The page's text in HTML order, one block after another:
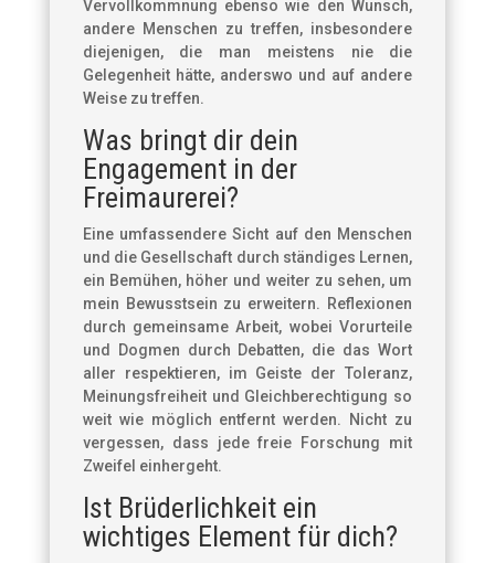
Vervollkommnung ebenso wie den Wunsch,
andere Menschen zu treffen, insbesondere
diejenigen, die man meistens nie die
Gelegenheit hätte, anderswo und auf andere
Weise zu treffen.
Was bringt dir dein
Engagement in der
Freimaurerei?
Eine umfassendere Sicht auf den Menschen
und die Gesellschaft durch ständiges Lernen,
ein Bemühen, höher und weiter zu sehen, um
mein Bewusstsein zu erweitern. Reflexionen
durch gemeinsame Arbeit, wobei Vorurteile
und Dogmen durch Debatten, die das Wort
aller respektieren, im Geiste der Toleranz,
Meinungsfreiheit und Gleichberechtigung so
weit wie möglich entfernt werden. Nicht zu
vergessen, dass jede freie Forschung mit
Zweifel einhergeht.
Ist Brüderlichkeit ein
wichtiges Element für dich?